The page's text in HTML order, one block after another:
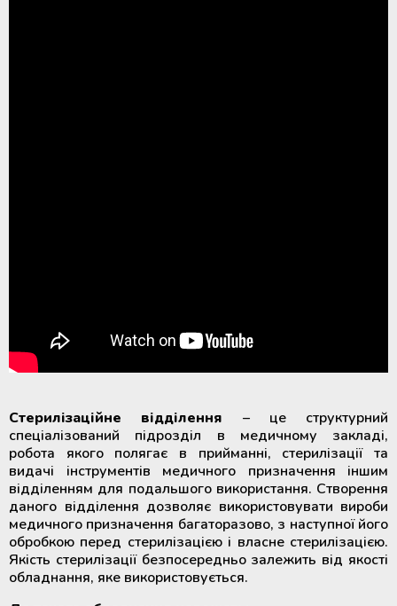
Стерилізаційне відділення – це структурний
спеціалізований підрозділ в медичному закладі,
робота якого полягає в прийманні, стерилізації та
видачі інструментів медичного призначення іншим
відділенням для подальшого використання. Створення
даного відділення дозволяє використовувати вироби
медичного призначення багаторазово, з наступної його
обробкою перед стерилізацією і власне стерилізацією.
Якість стерилізації безпосередньо залежить від якості
обладнання, яке використовується.